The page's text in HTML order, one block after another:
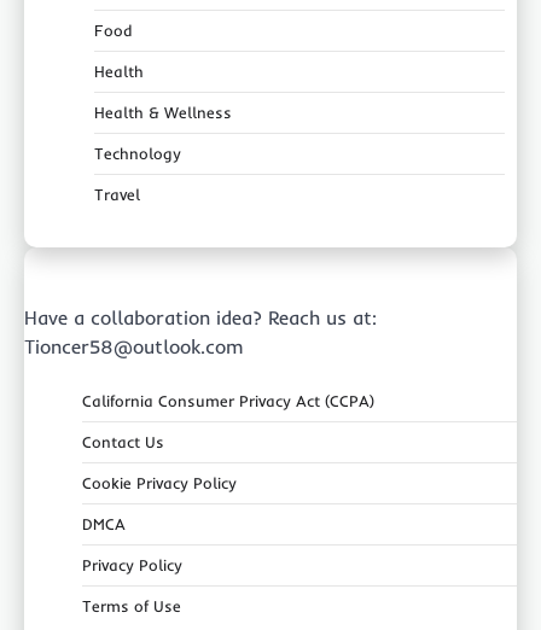
Food
Health
Health & Wellness
Technology
Travel
Have a collaboration idea? Reach us at:
Tioncer58@outlook.com
California Consumer Privacy Act (CCPA)
Contact Us
Cookie Privacy Policy
DMCA
Privacy Policy
Terms of Use